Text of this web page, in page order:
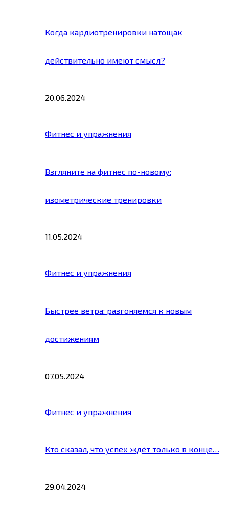
Когда кардиотренировки натощак
действительно имеют смысл?
20.06.2024
Фитнес и упражнения
Взгляните на фитнес по-новому:
изометрические тренировки
11.05.2024
Фитнес и упражнения
Быстрее ветра: разгоняемся к новым
достижениям
07.05.2024
Фитнес и упражнения
Кто сказал, что успех ждёт только в конце…
29.04.2024